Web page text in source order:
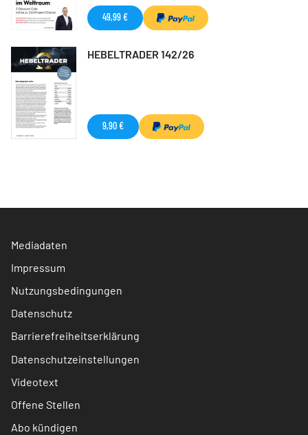
49,99 €
HEBELTRADER 142/26
9,90 €
Mediadaten
Impressum
Nutzungsbedingungen
Datenschutz
Barrierefreiheitserklärung
Datenschutzeinstellungen
Videotext
Offene Stellen
Abo kündigen